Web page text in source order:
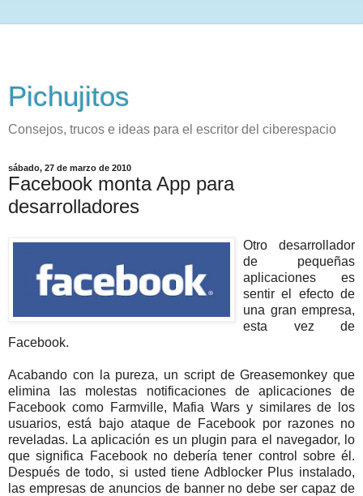
Pichujitos
Consejos, trucos e ideas para el escritor del ciberespacio
sábado, 27 de marzo de 2010
Facebook monta App para
desarrolladores
Otro desarrollador
de pequeñas
aplicaciones es
sentir el efecto de
una gran empresa,
esta vez de
Facebook.
Acabando con la pureza, un script de Greasemonkey que
elimina las molestas notificaciones de aplicaciones de
Facebook como Farmville, Mafia Wars y similares de los
usuarios, está bajo ataque de Facebook por razones no
reveladas. La aplicación es un plugin para el navegador, lo
que significa Facebook no debería tener control sobre él.
Después de todo, si usted tiene Adblocker Plus instalado,
las empresas de anuncios de banner no debe ser capaz de